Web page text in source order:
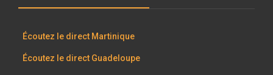
Écoutez le direct Martinique
Écoutez le direct Guadeloupe